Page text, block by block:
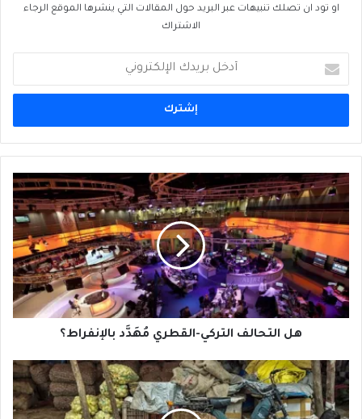
او تود ان تصلك تنبيهات عبر البريد حول المقالات التي ينشرها الموقع الرجاء
الاشتراك
بريدك
الإلكتروني
هل
التحالف
التركي-
القطري
بالإنفراط؟
هل التحالف التركي-القطري مُهَدَّد بالإنفراط؟
البَصَل
أَقوى
من